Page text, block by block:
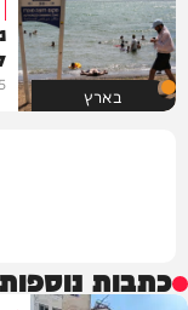
בארץ
כתבות נוספות